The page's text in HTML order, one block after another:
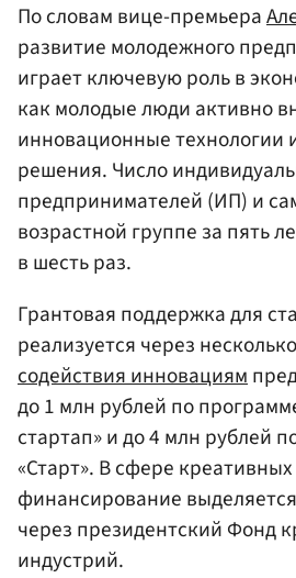
По словам вице-премьера
развитие молодежного
играет ключевую роль в
как молодые люди активно
инновационные технологии
решения. Число
предпринимателей (ИП) и
возрастной группе за пять
в шесть раз.
Грантовая поддержка для
реализуется через
содействия инновациям
до 1 млн рублей по
стартап» и до 4 млн рублей
«Старт». В сфере
финансирование выделяется
через президентский Фонд
индустрий.